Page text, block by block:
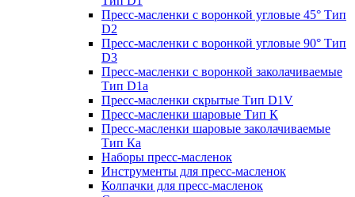
Пресс-масленки с воронкой угловые 45° Тип
D2
Пресс-масленки с воронкой угловые 90° Тип
D3
Пресс-масленки с воронкой заколачиваемые
Тип D1a
Пресс-масленки скрытые Тип D1V
Пресс-масленки шаровые Тип К
Пресс-масленки шаровые заколачиваемые
Тип Кa
Наборы пресс-масленок
Инструменты для пресс-масленок
Колпачки для пресс-масленок